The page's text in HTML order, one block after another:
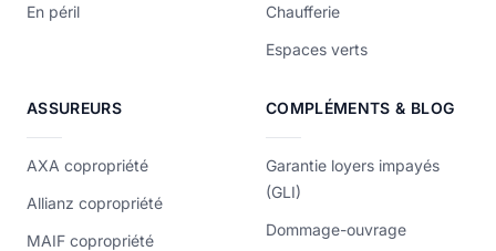
En péril
Chaufferie
Espaces verts
ASSUREURS
AXA copropriété
Allianz copropriété
MAIF copropriété
COMPLÉMENTS & BLOG
Garantie loyers impayés
(GLI)
Dommage-ouvrage